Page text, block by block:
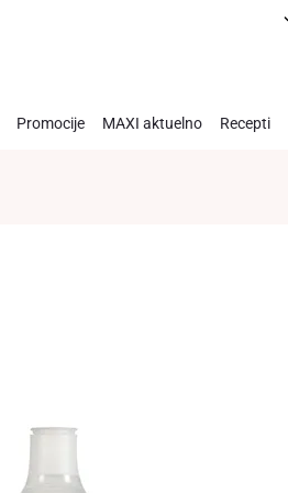
Promocije MAXI aktuelno Recepti